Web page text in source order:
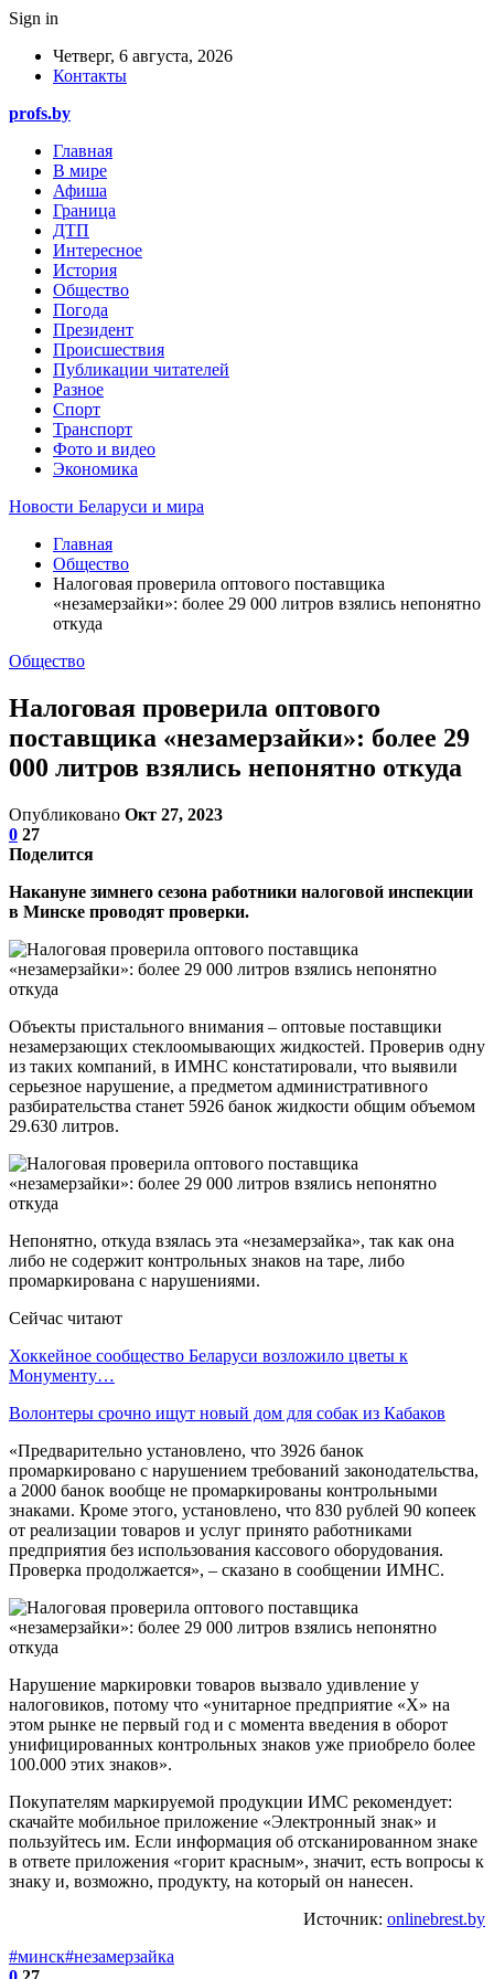
Sign in
Четверг, 6 августа, 2026
Контакты
profs.by
Главная
В мире
Афиша
Граница
ДТП
Интересное
История
Общество
Погода
Президент
Происшествия
Публикации читателей
Разное
Спорт
Транспорт
Фото и видео
Экономика
Новости Беларуси и мира
Главная
Общество
Налоговая проверила оптового поставщика
«незамерзайки»: более 29 000 литров взялись непонятно
откуда
Общество
Налоговая проверила оптового
поставщика «незамерзайки»: более 29
000 литров взялись непонятно откуда
Опубликовано Окт 27, 2023
0 27
Поделится
Накануне зимнего сезона работники налоговой инспекции
в Минске проводят проверки.
Объекты пристального внимания – оптовые поставщики
незамерзающих стеклоомывающих жидкостей. Проверив одну
из таких компаний, в ИМНС констатировали, что выявили
серьезное нарушение, а предметом административного
разбирательства станет 5926 банок жидкости общим объемом
29.630 литров.
Непонятно, откуда взялась эта «незамерзайка», так как она
либо не содержит контрольных знаков на таре, либо
промаркирована с нарушениями.
Сейчас читают
Хоккейное сообщество Беларуси возложило цветы к
Монументу…
Волонтеры срочно ищут новый дом для собак из Кабаков
«Предварительно установлено, что 3926 банок
промаркировано с нарушением требований законодательства,
а 2000 банок вообще не промаркированы контрольными
знаками. Кроме этого, установлено, что 830 рублей 90 копеек
от реализации товаров и услуг принято работниками
предприятия без использования кассового оборудования.
Проверка продолжается», – сказано в сообщении ИМНС.
Нарушение маркировки товаров вызвало удивление у
налоговиков, потому что «унитарное предприятие «Х» на
этом рынке не первый год и с момента введения в оборот
унифицированных контрольных знаков уже приобрело более
100.000 этих знаков».
Покупателям маркируемой продукции ИМС рекомендует:
скачайте мобильное приложение «Электронный знак» и
пользуйтесь им. Если информация об отсканированном знаке
в ответе приложения «горит красным», значит, есть вопросы к
знаку и, возможно, продукту, на который он нанесен.
Источник: onlinebrest.by
#минск#незамерзайка